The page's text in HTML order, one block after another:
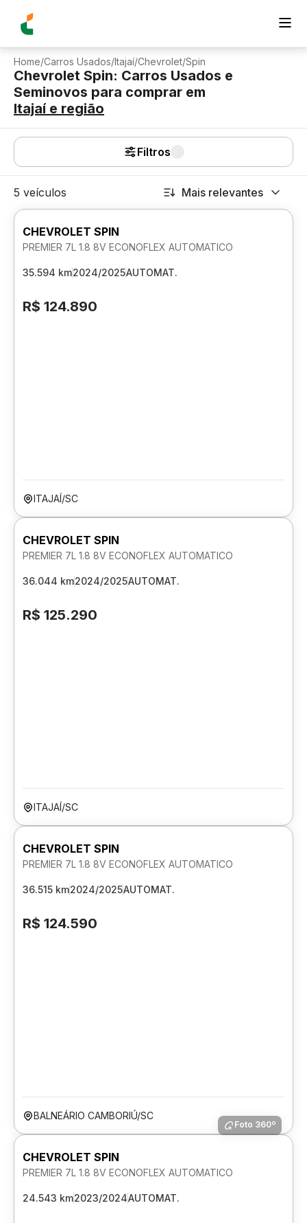
Home/Carros Usados/Itajaí/Chevrolet/Spin
Chevrolet Spin: Carros Usados e
Seminovos para comprar em
Itajaíe região
Filtros
5 veículos Mais relevantes
CHEVROLET SPIN
PREMIER 7L 1.8 8V ECONOFLEX AUTOMATICO
35.594 km2024/2025AUTOMAT.
R$ 124.890
ITAJAÍ/SC
CHEVROLET SPIN
PREMIER 7L 1.8 8V ECONOFLEX AUTOMATICO
36.044 km2024/2025AUTOMAT.
R$ 125.290
ITAJAÍ/SC
CHEVROLET SPIN
PREMIER 7L 1.8 8V ECONOFLEX AUTOMATICO
36.515 km2024/2025AUTOMAT.
R$ 124.590
BALNEÁRIO CAMBORIÚ/SC
Foto 360º
CHEVROLET SPIN
PREMIER 7L 1.8 8V ECONOFLEX AUTOMATICO
24.543 km2023/2024AUTOMAT.